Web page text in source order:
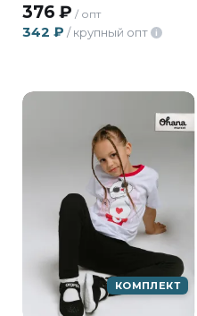
376 ₽ / опт
342 ₽ / крупный опт i
КОМПЛЕКТ